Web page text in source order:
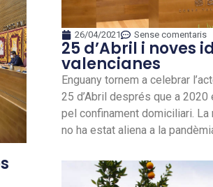
26/04/2021 Sense comentaris
25 d’Abril i noves
valencianes
Enguany tornem a celebrar
25 d’Abril després que a
pel confinament domiciliari.
no ha estat aliena a la